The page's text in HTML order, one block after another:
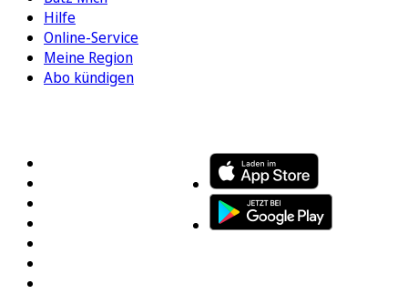
Hilfe
Online-Service
Meine Region
Abo kündigen